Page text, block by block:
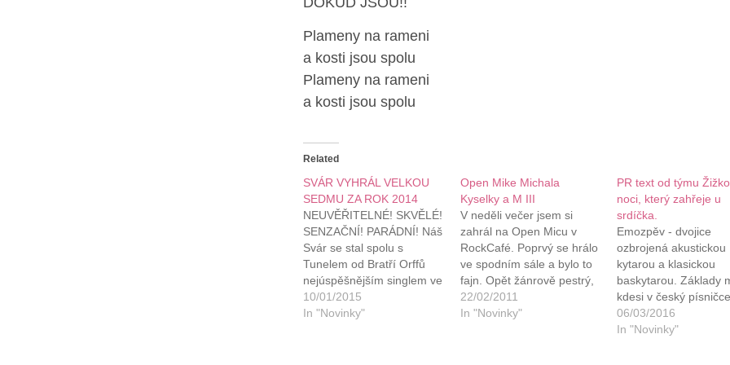
Plameny na rameni
a kosti jsou spolu
Plameny na rameni
a kosti jsou spolu
Related
SVÁR VYHRÁL VELKOU
SEDMU ZA ROK 2014
NEUVĚŘITELNÉ! SKVĚLÉ!
SENZAČNÍ! PARÁDNÍ! Náš
Svár se stal spolu s
Tunelem od Bratří Orffů
nejúspěšnějším singlem ve
Velké Sedmě za rok 2014.
Je to sen. Naprosto
10/01/2015
In "Novinky"
Open Mike Michala
Kyselky a M III
V neděli večer jsem si
zahrál na Open Micu v
RockCafé. Poprvý se hrálo
ve spodním sále a bylo to
fajn. Opět žánrově pestrý,
takže jsem vystupoval po
elektro-bubenický
22/02/2011
In "Novinky"
PR text od týmu
noci, který zahřeje u
srdíčka.
Emozpěv - dvojice
ozbrojená akustickou
kytarou a klasickou
baskytarou. Základy
kdesi v český
nečekejte kotlík ani
halekání u ohně.
06/03/2016
In "Novinky"